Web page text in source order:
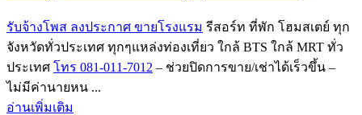
รับจ้างโพส ลงประกาศ ขายโรงแรม รีสอร์ท ที่พัก โฮมสเตย์ ทุก
จังหวัดทั่วประเทศ ทุกๆแหล่งท่องเที่ยว ใกล้ BTS ใกล้ MRT ทั่ว
ประเทศ โทร 081-011-7012 – ช่วยปิดการขาย/เช่าได้เร็วขึ้น –
ไม่มีค่านายหน ...
อ่านเพิ่มเติม